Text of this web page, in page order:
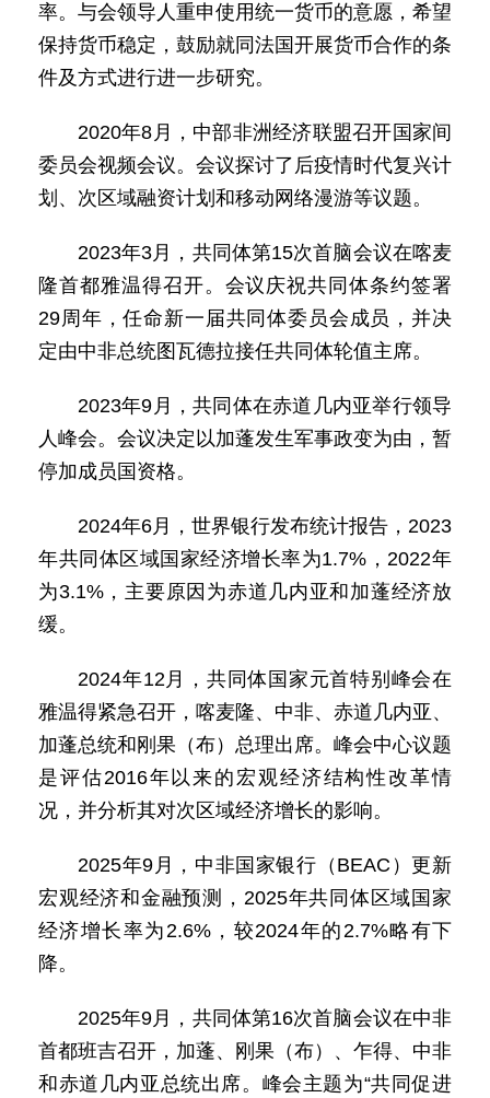
率。与会领导人重申使用统一货币的意愿，希望
保持货币稳定，鼓励就同法国开展货币合作的条
件及方式进行进一步研究。
2020年8月，中部非洲经济联盟召开国家间
委员会视频会议。会议探讨了后疫情时代复兴计
划、次区域融资计划和移动网络漫游等议题。
2023年3月，共同体第15次首脑会议在喀麦
隆首都雅温得召开。会议庆祝共同体条约签署
29周年，任命新一届共同体委员会成员，并决
定由中非总统图瓦德拉接任共同体轮值主席。
2023年9月，共同体在赤道几内亚举行领导
人峰会。会议决定以加蓬发生军事政变为由，暂
停加成员国资格。
2024年6月，世界银行发布统计报告，2023
年共同体区域国家经济增长率为1.7%，2022年
为3.1%，主要原因为赤道几内亚和加蓬经济放
缓。
2024年12月，共同体国家元首特别峰会在
雅温得紧急召开，喀麦隆、中非、赤道几内亚、
加蓬总统和刚果（布）总理出席。峰会中心议题
是评估2016年以来的宏观经济结构性改革情
况，并分析其对次区域经济增长的影响。
2025年9月，中非国家银行（BEAC）更新
宏观经济和金融预测，2025年共同体区域国家
经济增长率为2.6%，较2024年的2.7%略有下
降。
2025年9月，共同体第16次首脑会议在中非
首都班吉召开，加蓬、刚果（布）、乍得、中非
和赤道几内亚总统出席。峰会主题为“共同促进